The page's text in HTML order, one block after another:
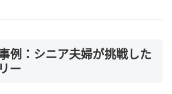
例：シニア夫婦が挑戦した
ー